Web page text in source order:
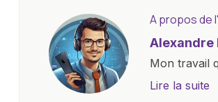
A propos de
Alexandre
Mon travail
objectives,
Lire la suite